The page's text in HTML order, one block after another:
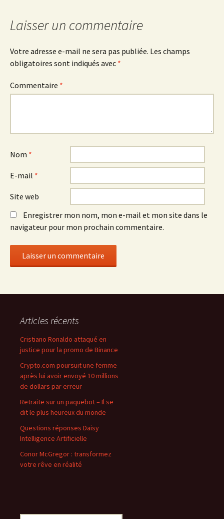
Laisser un commentaire
Votre adresse e-mail ne sera pas publiée. Les champs
obligatoires sont indiqués avec *
Commentaire *
Nom *
E-mail *
Site web
Enregistrer mon nom, mon e-mail et mon site dans le
navigateur pour mon prochain commentaire.
Articles récents
Cristiano Ronaldo attaqué en
justice pour la promo de Binance
Crypto.com poursuit une femme
après lui avoir envoyé 10 millions
de dollars par erreur
Retraite sur un paquebot – Il se
dit le plus heureux du monde
Questions réponses Daisy
Intelligence Artificielle
Conor McGregor : transformez
votre rêve en réalité